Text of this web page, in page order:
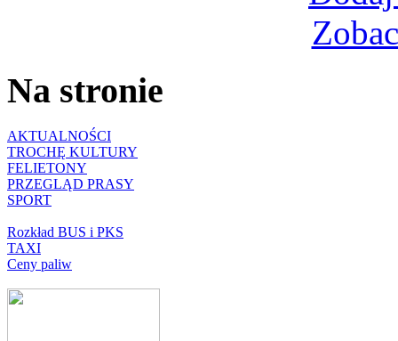
Na stronie
AKTUALNOŚCI
TROCHĘ KULTURY
FELIETONY
PRZEGLĄD PRASY
SPORT
Rozkład BUS i PKS
TAXI
Ceny paliw